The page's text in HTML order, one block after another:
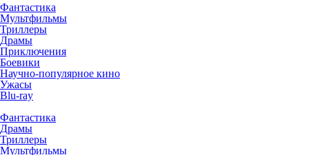
Фантастика
Мультфильмы
Триллеры
Драмы
Приключения
Боевики
Научно-популярное кино
Ужасы
Blu-ray
Фантастика
Драмы
Триллеры
Мультфильмы